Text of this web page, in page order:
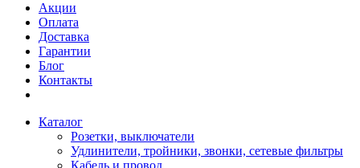
Акции
Оплата
Доставка
Гарантии
Блог
Контакты
Каталог
Розетки, выключатели
Удлинители, тройники, звонки, сетевые фильтры
Кабель и провод